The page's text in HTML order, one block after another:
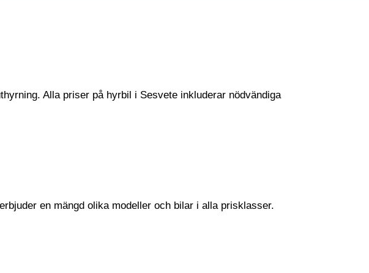
Alla priser på hyrbil i Sesvete inkluderar nödvändiga
en mängd olika modeller och bilar i alla prisklasser.